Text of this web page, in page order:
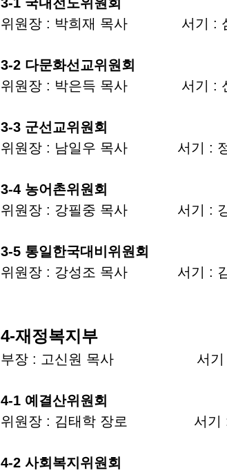
위원장 : 박희재 목사 서기 :
3-2 다문화선교위원회
위원장 : 박은득 목사 서기 :
3-3 군선교위원회
위원장 : 남일우 목사 서기 :
3-4 농어촌위원회
위원장 : 강필중 목사 서기 :
3-5 통일한국대비위원회
위원장 : 강성조 목사 서기 :
4-재정복지부
부장 : 고신원 목사 서기 :
4-1 예결산위원회
위원장 : 김태학 장로 서기 :
4-2 사회복지위원회